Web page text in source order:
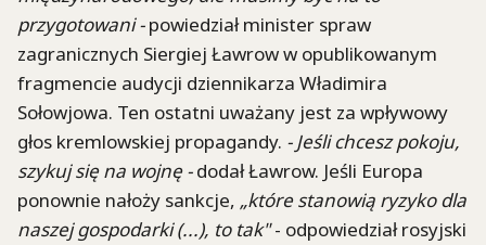
przygotowani -powiedział minister spraw
zagranicznych Siergiej Ławrow w opublikowanym
fragmencie audycji dziennikarza Władimira
Sołowjowa. Ten ostatni uważany jest za wpływowy
głos kremlowskiej propagandy. - Jeśli chcesz pokoju,
szykuj się na wojnę -dodał Ławrow. Jeśli Europa
ponownie nałoży sankcje, „które stanowią ryzyko dla
naszej gospodarki (...), to tak"- odpowiedział rosyjski